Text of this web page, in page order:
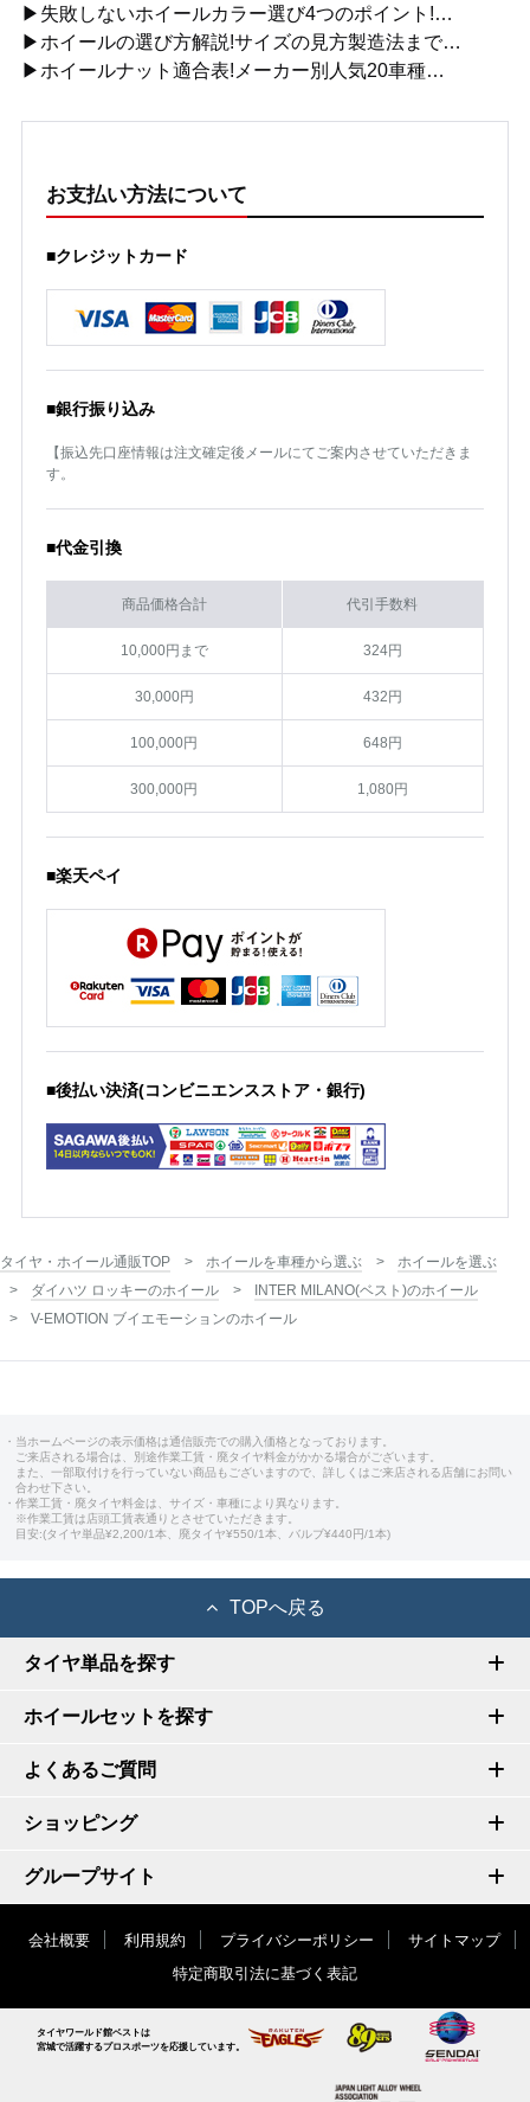
▶失敗しないホイールカラー選び4つのポイント!…
▶ホイールの選び方解説!サイズの見方製造法まで…
▶ホイールナット適合表!メーカー別人気20車種…
お支払い方法について
■クレジットカード
■銀行振り込み
【振込先口座情報は注文確定後メールにてご案内させていただきま
す。
■代金引換
商品価格合計 代引手数料
10,000円まで 324円
30,000円 432円
100,000円 648円
300,000円 1,080円
■楽天ペイ
■後払い決済(コンビニエンスストア・銀行)
タイヤ・ホイール通販TOP ホイールを車種から選ぶ
ホイールを選ぶ
ダイハツ ロッキーのホイール
INTER MILANO(ベスト)のホイール
V-EMOTION ブイエモーションのホイール
・当ホームページの表示価格は通信販売での購入価格となっております。
ご来店される場合は、別途作業工賃・廃タイヤ料金がかかる場合がございます。
また、一部取付けを行っていない商品もございますので、詳しくはご来店される店舗にお問い
合わせ下さい。
・作業工賃・廃タイヤ料金は、サイズ・車種により異なります。
※作業工賃は店頭工賃表通りとさせていただきます。
目安:(タイヤ単品¥2,200/1本、廃タイヤ¥550/1本、バルブ¥440円/1本)
TOPへ戻る
タイヤ単品を探す
ホイールセットを探す
よくあるご質問
ショッピング
グループサイト
会社概要 利用規約 プライバシーポリシー
サイトマップ
特定商取引法に基づく表記
タイヤワールド館ベストは
宮城で活躍するプロスポーツを応援しています。